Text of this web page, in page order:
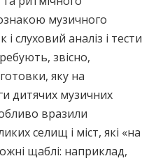
музичного
слуховий аналіз і тести
звісно,
яку на
дитячих музичних
вразили
селищ і міст, які «на
щаблі: наприклад,